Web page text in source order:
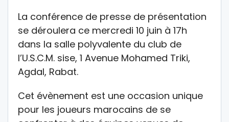
La conférence de presse de présentation
se déroulera ce mercredi 10 juin à 17h
dans la salle polyvalente du club de
l’U.S.C.M. sise, 1 Avenue Mohamed Triki,
Agdal, Rabat.
Cet évènement est une occasion unique
pour les joueurs marocains de se